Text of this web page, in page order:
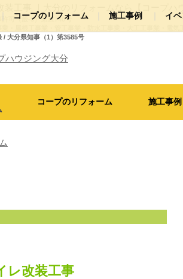
装工事 ｜大分のリフォームなら【コープハ
許可（般-3）第11740号
/ 大分県知事（1）第3585号
コープのリフォーム 施工事例
コープのリフォーム 施工事例
動画ギャラリー
イ
レ改装工事